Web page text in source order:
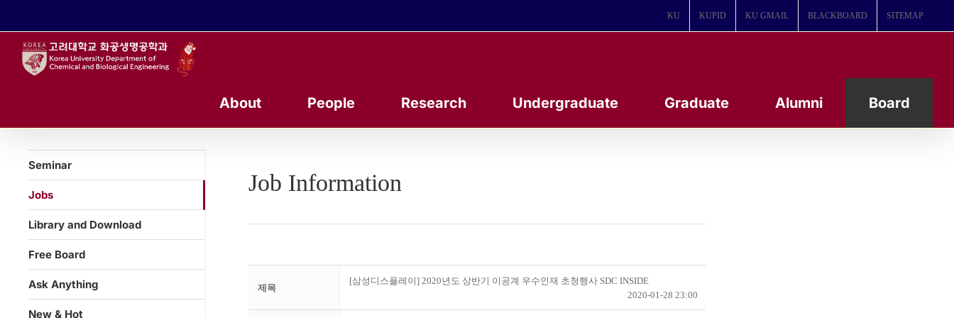
KU KUPID KU GMAIL BLACKBOARD SITEMAP
About People Research Undergraduate Graduate Alumni Board
Job Information
제목
[삼성디스플레이] 2020년도 상반기 이공계 우수인재 초청행사 SDC INSIDE
2020-01-28 23:00
Seminar
Jobs
Library and Download
Free Board
Ask Anything
New & Hot